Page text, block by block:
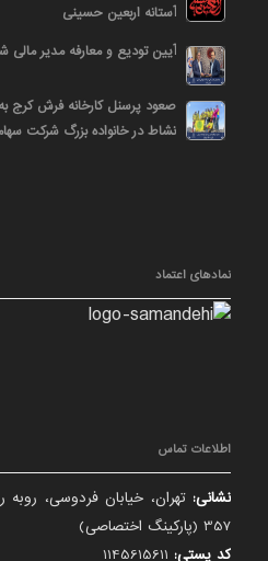
آستانه اربعین حسینی
آیین تودیع و معارفه مدیر
صعود پرسنل کارخانه فرش کرج به
نشاط در خانواده بزرگ شرکت
نمادهای اعتماد
اطلاعات تماس
نشانی: تهران، خیابان فردوسی، روبه
357 (پارکینگ اختصاصی)
کد پستی: